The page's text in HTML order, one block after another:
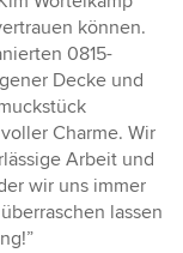
können.
0815-
Decke und
Charme. Wir
Arbeit und
wir uns immer
lassen